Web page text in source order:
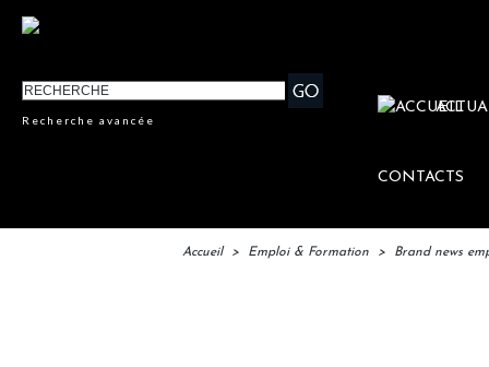
Recherche avancée
CONTACTS
Accueil > Emploi & Formation > Brand news